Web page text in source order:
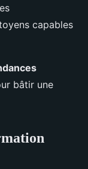
capables
bâtir une